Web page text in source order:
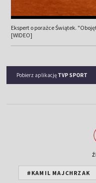
Ekspert o porażce Świątek.
[WIDEO]
Pobierz aplikację TVP SPORT
#KAMIL MAJCHRZAK